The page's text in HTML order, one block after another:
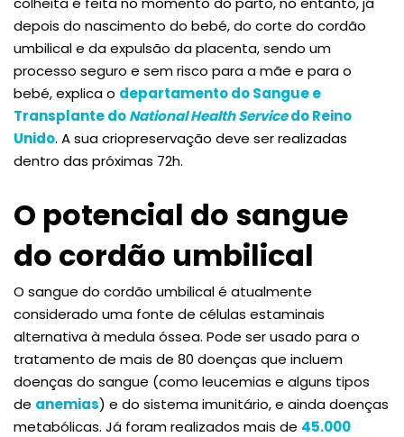
depois do nascimento do bebé, do corte do cordão
umbilical e da expulsão da placenta, sendo um
processo seguro e sem risco para a mãe e para o
bebé, explica o departamento do Sangue e
Transplante doNational Health Servicedo Reino
Unido. A sua criopreservação deve ser realizadas
dentro das próximas 72h.
O potencial do sangue
do cordão umbilical
O sangue do cordão umbilical é atualmente
considerado uma fonte de células estaminais
alternativa à medula óssea. Pode ser usado para o
tratamento de mais de 80 doenças que incluem
doenças do sangue (como leucemias e alguns tipos
de anemias) e do sistema imunitário, e ainda doenças
metabólicas. Já foram realizados mais de 45.000